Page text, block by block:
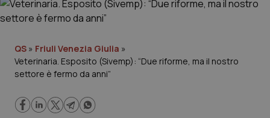
Governo e Parlamento
Regioni e Asl
QS » Friuli Venezia Giulia »
Veterinaria. Esposito (Sivemp): “Due riforme, ma il nostro
settore è fermo da anni”